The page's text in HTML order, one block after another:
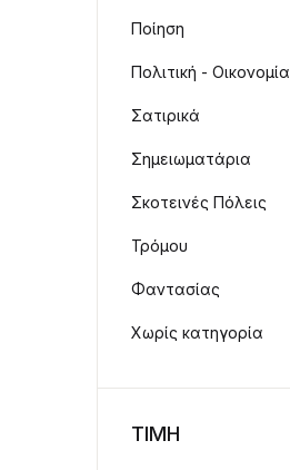
Ποίηση
Πολιτική - Οικονομία
Σατιρικά
Σημειωματάρια
Σκοτεινές Πόλεις
Τρόμου
Φαντασίας
Χωρίς κατηγορία
ΤΙΜΗ